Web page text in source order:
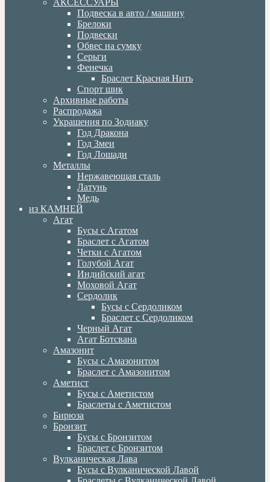
АКСЕССУАРЫ
Подвеска в авто / машину
Брелоки
Подвески
Обвес на сумку
Серьги
Фенечка
Браслет Красная Нить
Спорт шик
Архивные работы
Распродажа
Украшения по Зодиаку
Год Дракона
Год Змеи
Год Лошади
Металлы
Нержавеющая сталь
Латунь
Медь
из КАМНЕЙ
Агат
Бусы с Агатом
Браслет с Агатом
Четки с Агатом
Голубой Агат
Индийский агат
Моховой Агат
Сердолик
Бусы с Сердоликом
Браслет с Сердоликом
Черный Агат
Агат Ботсвана
Амазонит
Бусы с Амазонитом
Браслет с Амазонитом
Аметист
Бусы с Аметистом
Браслеты с Аметистом
Бирюза
Бронзит
Бусы с Бронзитом
Браслет с Бронзитом
Вулканическая Лава
Бусы с Вулканической Лавой